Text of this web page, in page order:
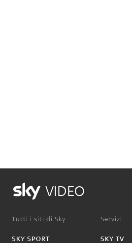
VIDEO
Tutti i siti di Sky:
SKY SPORT
Servizi:
SKY TV